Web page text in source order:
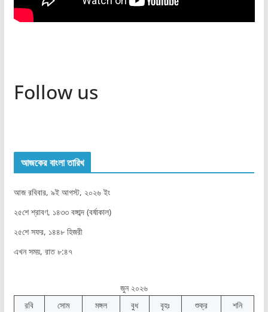
Follow us
আজকের বাংলা তারিখ
আজ রবিবার, ৯ই আগস্ট, ২০২৬ ইং
২৫শে শ্রাবণ, ১৪৩৩ বঙ্গাব্দ (বর্ষাকাল)
২৫শে সফর, ১৪৪৮ হিজরী
এখন সময়, রাত ৮:৪৭
জুন ২০২৬
রবি
সোম মঙ্গল বুধ বৃহঃ শুক্র শনি